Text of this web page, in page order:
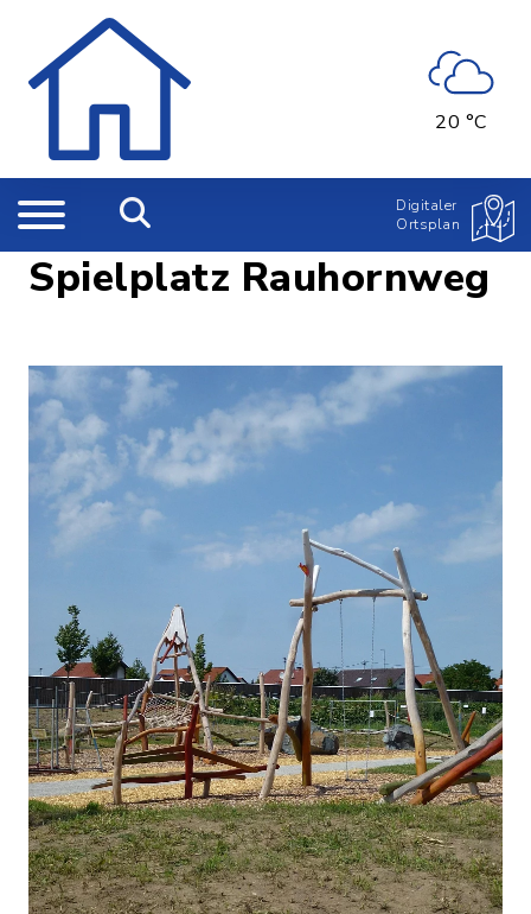
20 °C
Digitaler
Ortsplan
Spielplatz Rauhornweg